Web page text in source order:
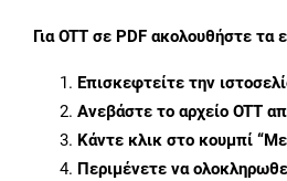
ΓιαOTT σε PDF ακολουθήστε τα
Επισκεφτείτε την
Ανεβάστε το αρχείο OTT
Κάντε κλικ στο κουμπί
Περιμένετε να